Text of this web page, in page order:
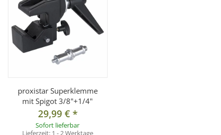
proxistar Superklemme
mit Spigot 3/8"+1/4"
29,99 €*
Sofort lieferbar